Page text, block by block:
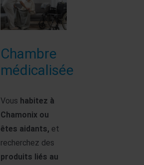
Chambre
médicalisée
Vous habitez à
Chamonix ou
êtes aidants, et
recherchez des
produits liés au